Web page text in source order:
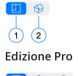
Edizione Pro